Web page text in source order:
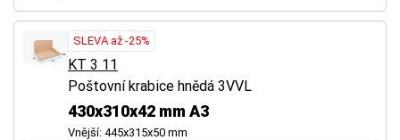
SLEVA až -25%
KT 3 11
Poštovní krabice hnědá 3VVL
430x310x42 mm A3
Vnější: 445x315x50 mm